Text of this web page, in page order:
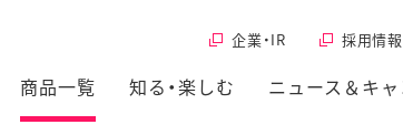
商品一覧 知る・楽しむ ニュース＆キ
企業・IR 採用情報